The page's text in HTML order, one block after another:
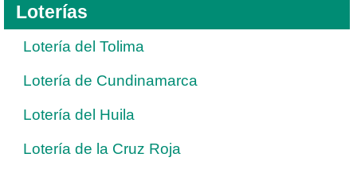
Loterías
Lotería del Tolima
Lotería de Cundinamarca
Lotería del Huila
Lotería de la Cruz Roja